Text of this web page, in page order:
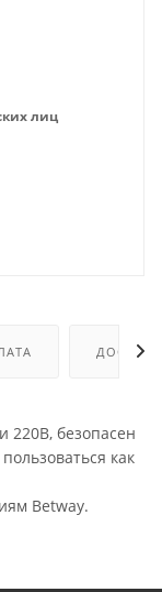
лиц
220В, безопасен
как
Betway.